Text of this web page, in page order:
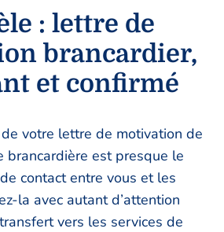
: lettre de
brancardier,
et confirmé
votre lettre de motivation de
brancardière est presque le
contact entre vous et les
la avec autant d’attention
vers les services de